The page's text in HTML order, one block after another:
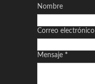
Nombre
Correo electrónico
Mensaje *